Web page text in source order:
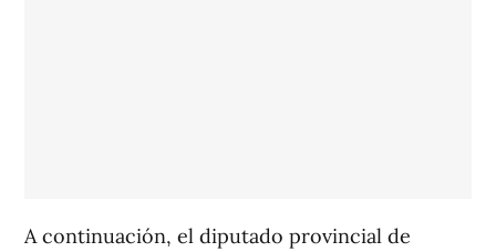
A continuación, el diputado provincial de